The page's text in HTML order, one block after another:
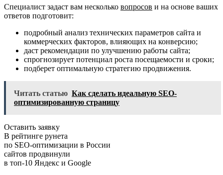
Специалист задаст вам несколько вопросов и на основе ваших
ответов подготовит:
подробный анализ технических параметров сайта и
коммерческих факторов, влияющих на конверсию;
даст рекомендации по улучшению работы сайта;
спрогнозирует потенциал роста посещаемости и сроки;
подберет оптимальную стратегию продвижения.
Читать статью Как сделать идеальную SEO-
оптимизированную страницу
Оставить заявку
В рейтинге рунета
по SEO-оптимизации в России
сайтов продвинули
в топ-10 Яндекс и Google